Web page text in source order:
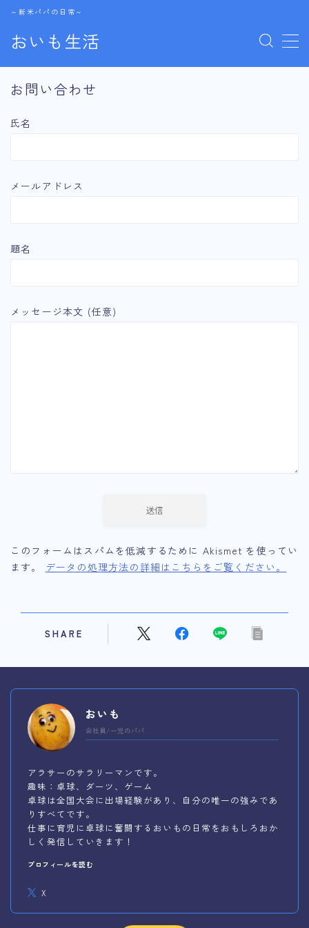
おいも生活
～新米パパの日常～
MENU
雑記
お問い合わせ
氏名
メールアドレス
題名
メッセージ本文 (任意)
このフォームはスパムを低減するために Akismet を使ってい
ます。
データの処理方法の詳細はこちらをご覧ください。
SHARE
おいも
会社員/一児のパパ
アラサーのサラリーマンです。
趣味：卓球、ダーツ、ゲーム
卓球は全国大会に出場経験があり、自分の唯一の強みであ
りすべてです。
仕事に育児に卓球に奮闘するおいもの日常をおもしろおか
しく発信していきます！
プロフィールを読む
X